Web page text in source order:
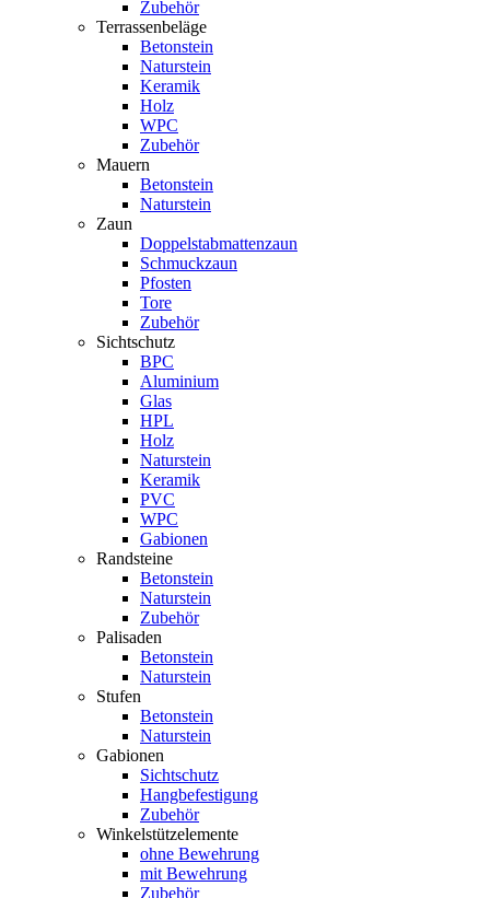
Zubehör
Terrassenbeläge
Betonstein
Naturstein
Keramik
Holz
WPC
Zubehör
Mauern
Betonstein
Naturstein
Zaun
Doppelstabmattenzaun
Schmuckzaun
Pfosten
Tore
Zubehör
Sichtschutz
BPC
Aluminium
Glas
HPL
Holz
Naturstein
Keramik
PVC
WPC
Gabionen
Randsteine
Betonstein
Naturstein
Zubehör
Palisaden
Betonstein
Naturstein
Stufen
Betonstein
Naturstein
Gabionen
Sichtschutz
Hangbefestigung
Zubehör
Winkelstützelemente
ohne Bewehrung
mit Bewehrung
Zubehör